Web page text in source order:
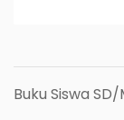
Buku Siswa